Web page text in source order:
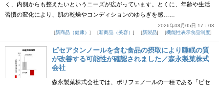
く、内側からも整えたいというニーズが広がっています。とくに、年齢や生活
習慣の変化により、肌の乾燥やコンディションのゆらぎを感……
2026年08月05日 17：03
新商品（健康）
新商品（美容） 新製品 機能性表示食品制度
ピセアタンノールを含む食品の摂取により睡眠の質
が改善する可能性が確認されました／森永製菓株式
会社
森永製菓株式会社では、ポリフェノールの一種である「ピセ